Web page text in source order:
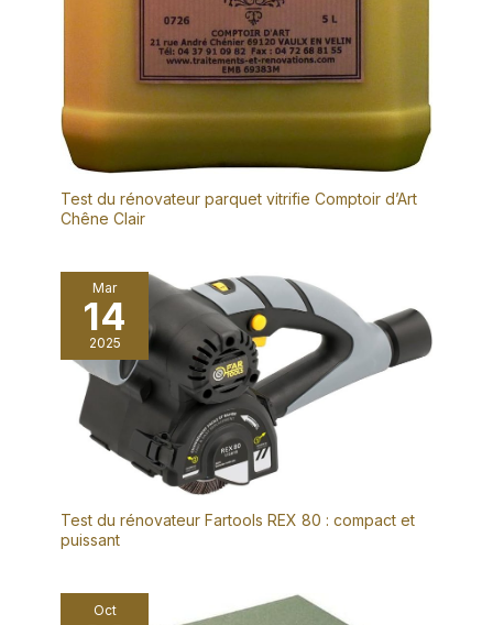
Test du rénovateur parquet vitrifie Comptoir d’Art
Chêne Clair
Mar
14
2025
Test du rénovateur Fartools REX 80 : compact et
puissant
Oct